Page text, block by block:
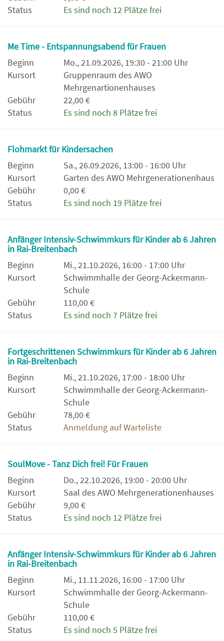
Status
Es sind noch 12 Plätze frei
Me Time - Entspannungsabend für Frauen
Beginn
Mo., 21.09.2026, 19:30 - 21:00 Uhr
Kursort
Gruppenraum des AWO
Mehrgenartionenhauses
Gebühr
22,00 €
Status
Es sind noch 8 Plätze frei
Flohmarkt für Kindersachen
Beginn
Sa., 26.09.2026, 13:00 - 16:00 Uhr
Kursort
Garten des AWO Mehrgenerationenhaus
Gebühr
0,00 €
Status
Es sind noch 19 Plätze frei
Anfänger Intensiv-Schwimmkurs für Kinder ab 6 Jahren
in Rai-Breitenbach
Beginn
Mi., 21.10.2026, 16:00 - 17:00 Uhr
Kursort
Schwimmhalle der Georg-Ackermann-
Schule
Gebühr
110,00 €
Status
Es sind noch 7 Plätze frei
Fortgeschrittenen Schwimmkurs für Kinder ab 6 Jahren
in Rai-Breitenbach
Beginn
Mi., 21.10.2026, 17:00 - 18:00 Uhr
Kursort
Schwimmhalle der Georg-Ackermann-
Schule
Gebühr
78,00 €
Status
Anmeldung auf Warteliste
SoulMove - Tanz Dich frei! Für Frauen
Beginn
Do., 22.10.2026, 19:00 - 20:00 Uhr
Kursort
Saal des AWO Mehrgenerationenhauses
Gebühr
9,00 €
Status
Es sind noch 12 Plätze frei
Anfänger Intensiv-Schwimmkurs für Kinder ab 6 Jahren
in Rai-Breitenbach
Beginn
Mi., 11.11.2026, 16:00 - 17:00 Uhr
Kursort
Schwimmhalle der Georg-Ackermann-
Schule
Gebühr
110,00 €
Status
Es sind noch 5 Plätze frei